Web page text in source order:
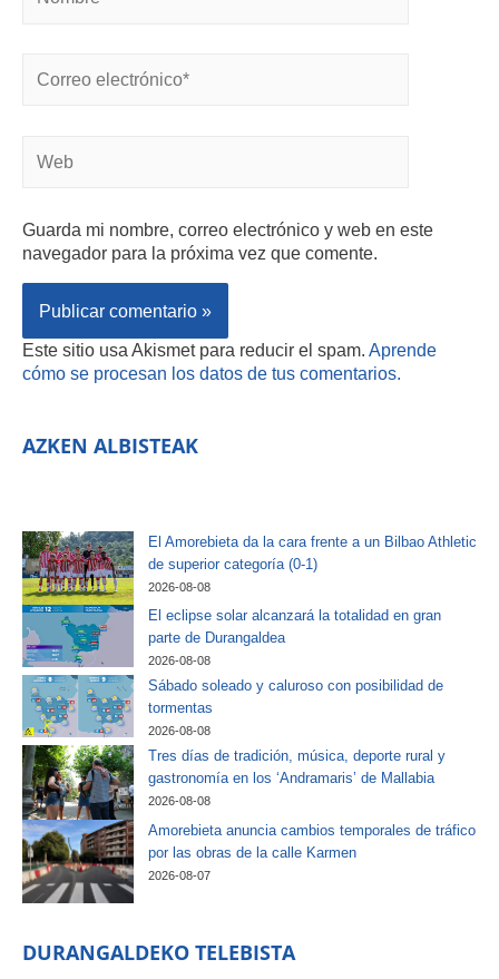
Guarda mi nombre, correo electrónico y web en este
navegador para la próxima vez que comente.
Este sitio usa Akismet para reducir el spam. Aprende
cómo se procesan los datos de tus comentarios.
AZKEN ALBISTEAK
El Amorebieta da la cara frente a un Bilbao Athletic
de superior categoría (0-1)
2026-08-08
El eclipse solar alcanzará la totalidad en gran
parte de Durangaldea
2026-08-08
Sábado soleado y caluroso con posibilidad de
tormentas
2026-08-08
Tres días de tradición, música, deporte rural y
gastronomía en los ‘Andramaris’ de Mallabia
2026-08-08
Amorebieta anuncia cambios temporales de tráfico
por las obras de la calle Karmen
2026-08-07
DURANGALDEKO TELEBISTA